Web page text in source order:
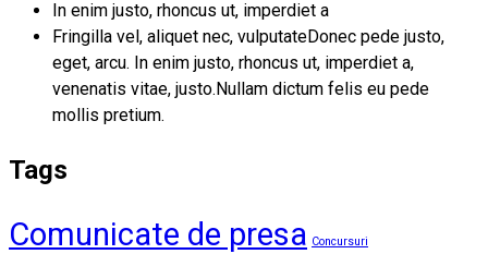
In enim justo, rhoncus ut, imperdiet a
Fringilla vel, aliquet nec, vulputateDonec pede justo,
eget, arcu. In enim justo, rhoncus ut, imperdiet a,
venenatis vitae, justo.Nullam dictum felis eu pede
mollis pretium.
Tags
Comunicate de presa Concursuri